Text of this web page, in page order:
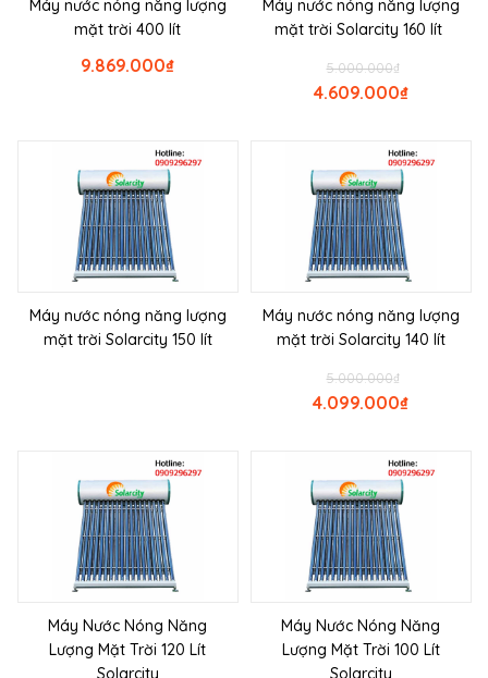
Máy nước nóng năng lượng
mặt trời 400 lít
₫
9.869.000
Máy nước nóng năng lượng
mặt trời Solarcity 160 lít
₫
5.000.000
₫
4.609.000
Máy nước nóng năng lượng
mặt trời Solarcity 150 lít
Máy nước nóng năng lượng
mặt trời Solarcity 140 lít
₫
5.000.000
₫
4.099.000
Máy Nước Nóng Năng
Lượng Mặt Trời 120 Lít
Solarcity
Máy Nước Nóng Năng
Lượng Mặt Trời 100 Lít
Solarcity